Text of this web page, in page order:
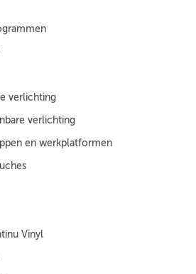
verlichting
verlichting
en werkplatformen
Vinyl